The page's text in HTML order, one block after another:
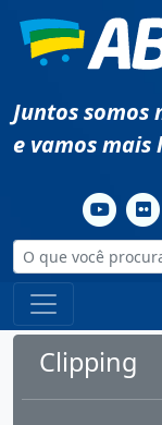
Juntos somos
e vamos mais
Clipping